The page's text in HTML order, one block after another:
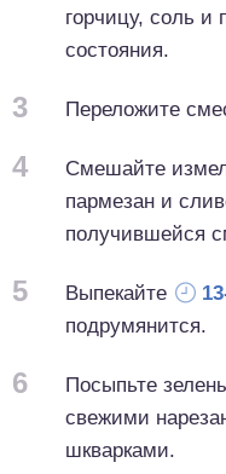
горчицу, соль и
состояния.
3 Переложите
4
Смешайте
пармезан и
получившейся
5 Выпекайте
подрумянится.
6
Посыпьте
свежими
шкварками.